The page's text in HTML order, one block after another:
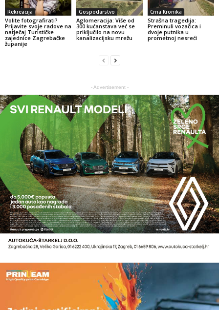
Rekreacija
Volite fotografirati?
Prijavite svoje radove na
natječaj Turističke
zajednice Zagrebačke
županije
Gospodarstvo
Aglomeracija: Više od
300 kućanstava već se
priključilo na novu
kanalizacijsku mrežu
Crna Kronika
Strašna tragedija:
Preminuli vozačica i
dvoje putnika u
prometnoj nesreći
- Advertisement -